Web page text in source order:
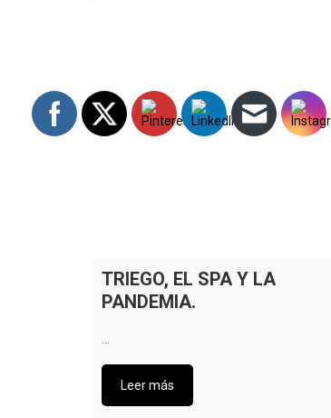
TRIEGO, EL SPA Y LA
PANDEMIA.
…
Leer más